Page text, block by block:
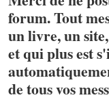
forum. Tout
un livre, un
et qui plus est
de tous vos